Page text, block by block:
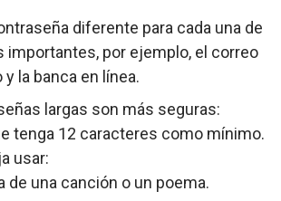
diferente para cada una de
importantes, por ejemplo, el correo
la banca en línea.
largas son más seguras:
tenga 12 caracteres como mínimo.
usar:
de una canción o un poema.